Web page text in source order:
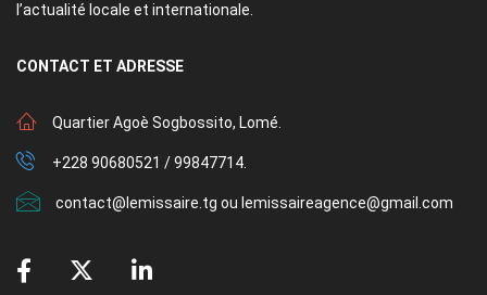
l’actualité locale et internationale.
CONTACT ET ADRESSE
Quartier Agoè Sogbossito, Lomé.
+228 90680521 / 99847714.
contact@lemissaire.tg ou lemissaireagence@gmail.com